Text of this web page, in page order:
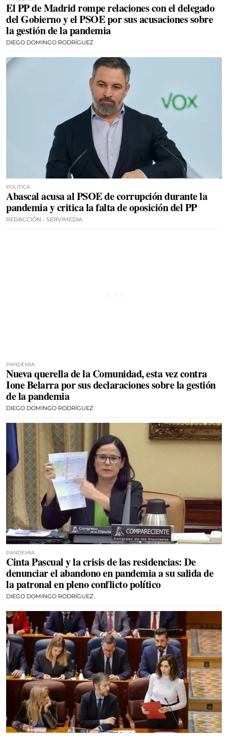
El PP de Madrid rompe relaciones con el delegado
del Gobierno y el PSOE por sus acusaciones sobre
la gestión de la pandemia
DIEGO DOMINGO RODRÍGUEZ
POLÍTICA
Abascal acusa al PSOE de corrupción durante la
pandemia y critica la falta de oposición del PP
REDACCIÓN - SERVIMEDIA
PANDEMIA
Nueva querella de la Comunidad, esta vez contra
Ione Belarra por sus declaraciones sobre la gestión
de la pandemia
DIEGO DOMINGO RODRÍGUEZ
PANDEMIA
Cinta Pascual y la crisis de las residencias: De
denunciar el abandono en pandemia a su salida de
la patronal en pleno conflicto político
DIEGO DOMINGO RODRÍGUEZ